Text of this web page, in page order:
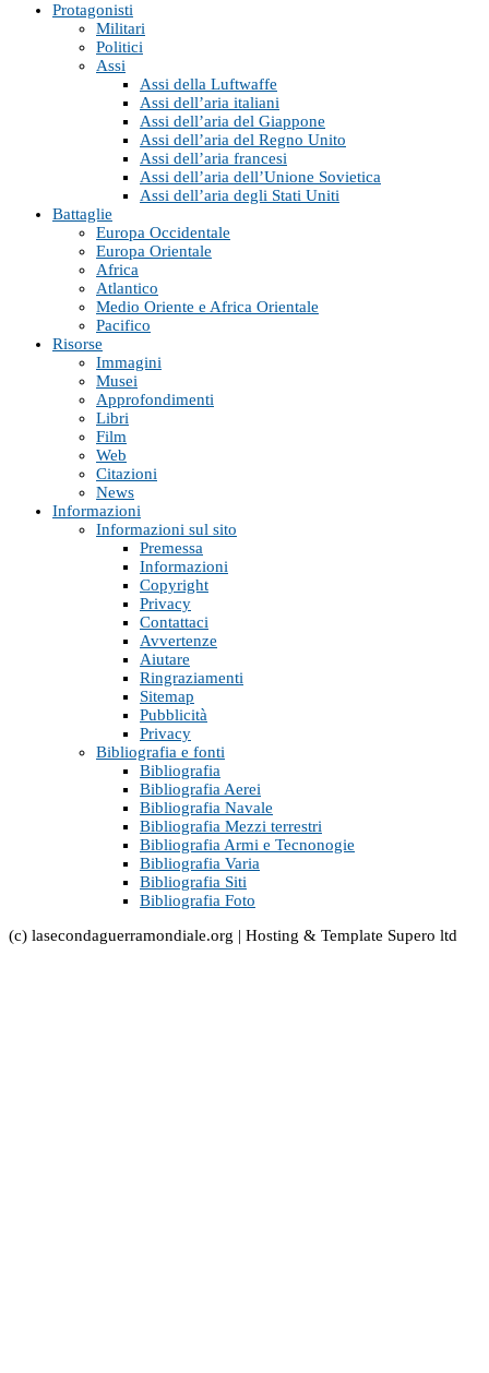
Protagonisti
Militari
Politici
Assi
Assi della Luftwaffe
Assi dell’aria italiani
Assi dell’aria del Giappone
Assi dell’aria del Regno Unito
Assi dell’aria francesi
Assi dell’aria dell’Unione Sovietica
Assi dell’aria degli Stati Uniti
Battaglie
Europa Occidentale
Europa Orientale
Africa
Atlantico
Medio Oriente e Africa Orientale
Pacifico
Risorse
Immagini
Musei
Approfondimenti
Libri
Film
Web
Citazioni
News
Informazioni
Informazioni sul sito
Premessa
Informazioni
Copyright
Privacy
Contattaci
Avvertenze
Aiutare
Ringraziamenti
Sitemap
Pubblicità
Privacy
Bibliografia e fonti
Bibliografia
Bibliografia Aerei
Bibliografia Navale
Bibliografia Mezzi terrestri
Bibliografia Armi e Tecnonogie
Bibliografia Varia
Bibliografia Siti
Bibliografia Foto
(c) lasecondaguerramondiale.org | Hosting & Template Supero ltd